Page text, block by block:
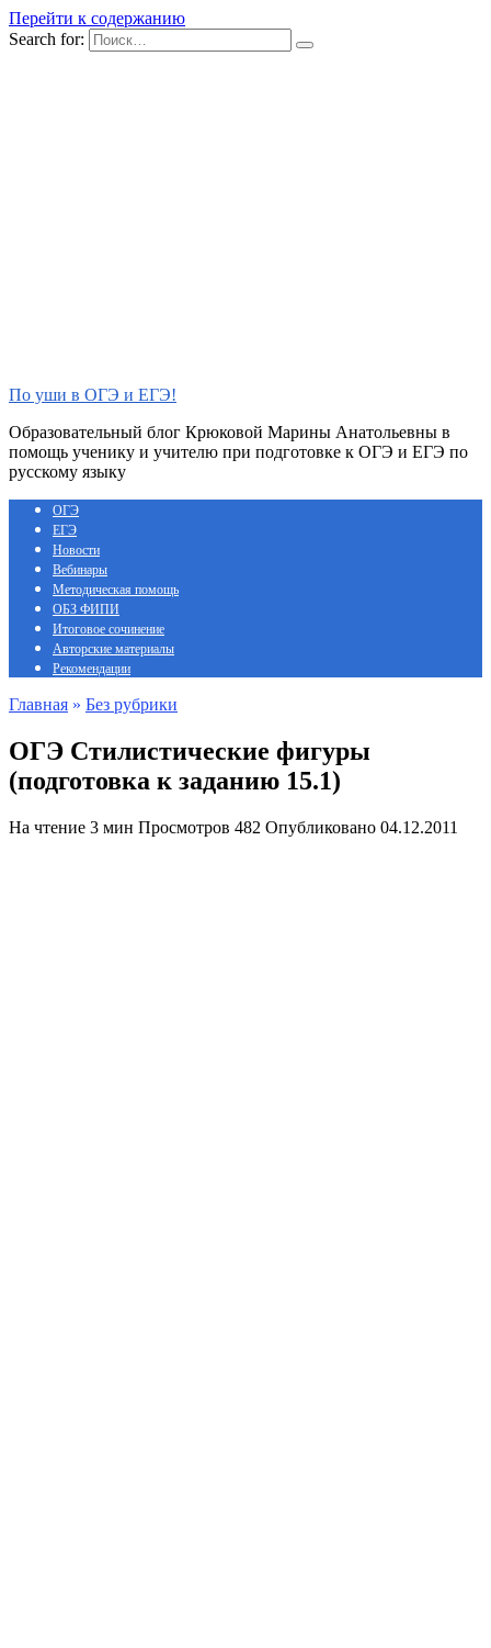
Перейти к содержанию
Search for:
По уши в ОГЭ и ЕГЭ!
Образовательный блог Крюковой Марины Анатольевны в
помощь ученику и учителю при подготовке к ОГЭ и ЕГЭ по
русскому языку
ОГЭ
ЕГЭ
Новости
Вебинары
Методическая помощь
ОБЗ ФИПИ
Итоговое сочинение
Авторские материалы
Рекомендации
Главная » Без рубрики
ОГЭ Стилистические фигуры
(подготовка к заданию 15.1)
На чтение 3 мин Просмотров 482 Опубликовано 04.12.2011